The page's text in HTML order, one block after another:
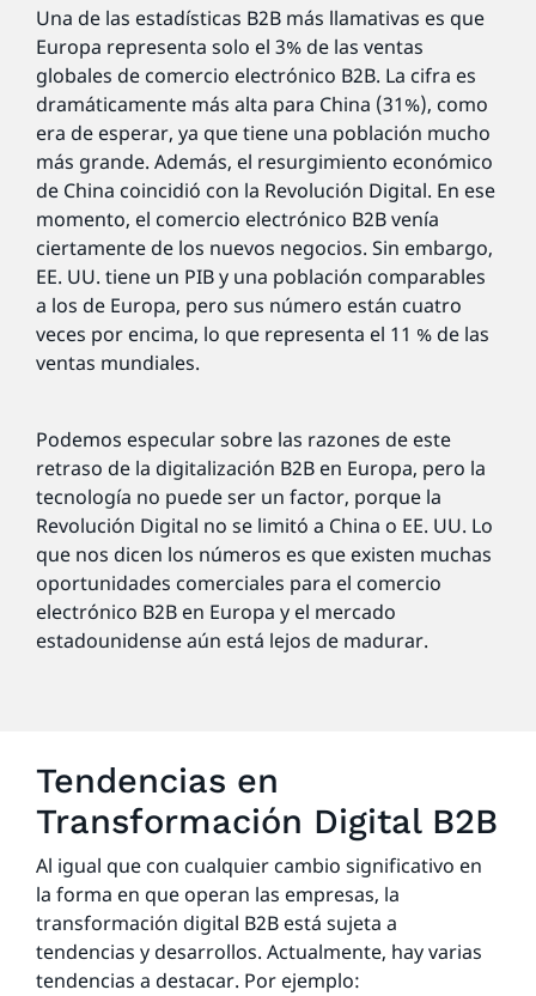
Una de las estadísticas B2B más llamativas es que
Europa representa solo el 3% de las ventas
globales de comercio electrónico B2B. La cifra es
dramáticamente más alta para China (31%), como
era de esperar, ya que tiene una población mucho
más grande. Además, el resurgimiento económico
de China coincidió con la Revolución Digital. En ese
momento, el comercio electrónico B2B venía
ciertamente de los nuevos negocios. Sin embargo,
EE. UU. tiene un PIB y una población comparables
a los de Europa, pero sus número están cuatro
veces por encima, lo que representa el 11 % de las
ventas mundiales.
Podemos especular sobre las razones de este
retraso de la digitalización B2B en Europa, pero la
tecnología no puede ser un factor, porque la
Revolución Digital no se limitó a China o EE. UU. Lo
que nos dicen los números es que existen muchas
oportunidades comerciales para el comercio
electrónico B2B en Europa y el mercado
estadounidense aún está lejos de madurar.
Tendencias en
Transformación Digital B2B
Al igual que con cualquier cambio significativo en
la forma en que operan las empresas, la
transformación digital B2B está sujeta a
tendencias y desarrollos. Actualmente, hay varias
tendencias a destacar. Por ejemplo: